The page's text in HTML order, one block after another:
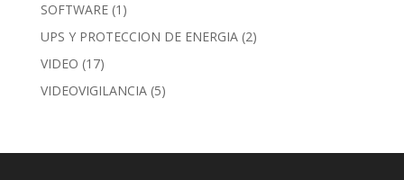
SOFTWARE (1)
UPS Y PROTECCION DE ENERGIA (2)
VIDEO (17)
VIDEOVIGILANCIA (5)